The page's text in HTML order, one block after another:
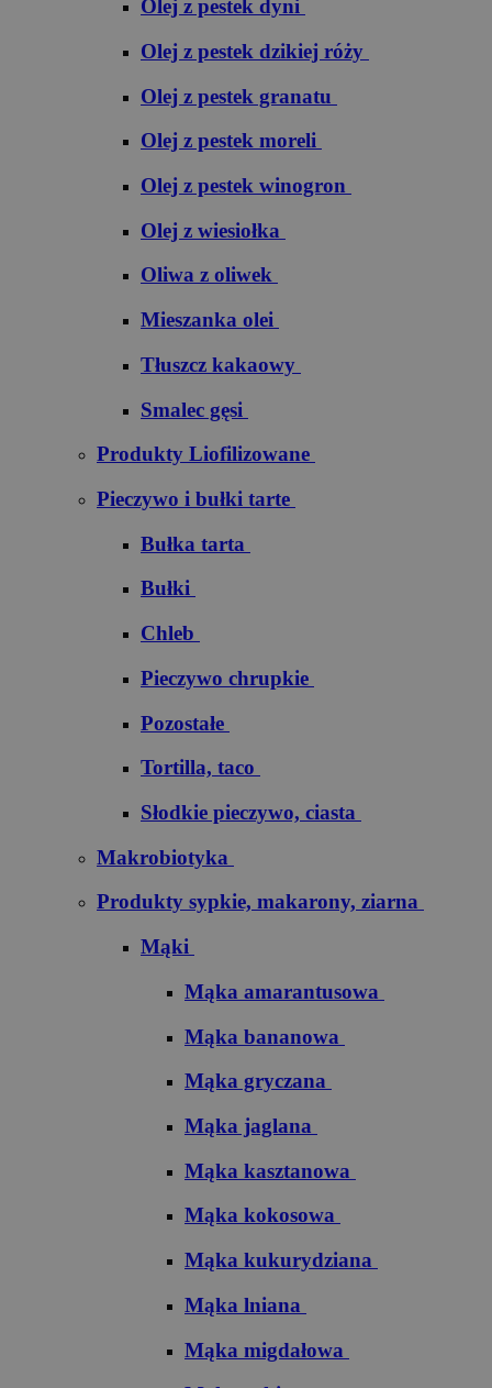
Olej z pestek dyni
Olej z pestek dzikiej róży
Olej z pestek granatu
Olej z pestek moreli
Olej z pestek winogron
Olej z wiesiołka
Oliwa z oliwek
Mieszanka olei
Tłuszcz kakaowy
Smalec gęsi
Produkty Liofilizowane
Pieczywo i bułki tarte
Bułka tarta
Bułki
Chleb
Pieczywo chrupkie
Pozostałe
Tortilla, taco
Słodkie pieczywo, ciasta
Makrobiotyka
Produkty sypkie, makarony, ziarna
Mąki
Mąka amarantusowa
Mąka bananowa
Mąka gryczana
Mąka jaglana
Mąka kasztanowa
Mąka kokosowa
Mąka kukurydziana
Mąka lniana
Mąka migdałowa